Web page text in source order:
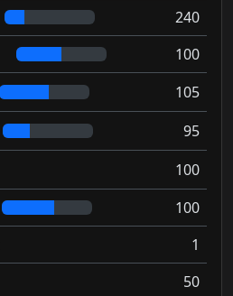
240
100
105
95
100
100
1
50